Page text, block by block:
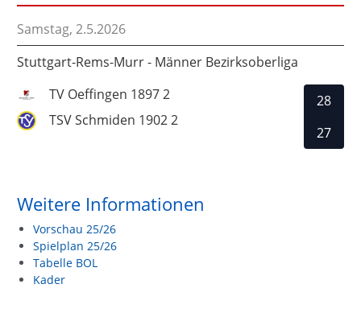
Samstag, 2.5.2026
Stuttgart-Rems-Murr - Männer Bezirksoberliga
TV Oeffingen 1897 2
TSV Schmiden 1902 2
28
27
Weitere Informationen
Vorschau 25/26
Spielplan 25/26
Tabelle BOL
Kader